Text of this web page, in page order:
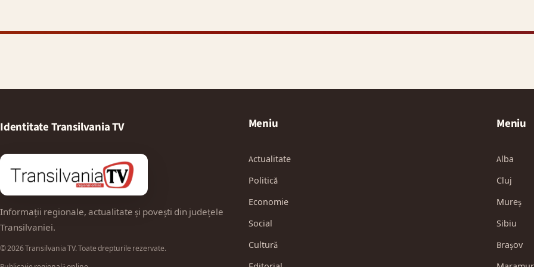
Identitate Transilvania TV
Informații regionale, actualitate și povești din județele
Transilvaniei.
© 2026 Transilvania TV. Toate drepturile rezervate.
Meniu
Actualitate
Politică
Economie
Social
Cultură
Meniu
Alba
Cluj
Mureș
Sibiu
Brașov